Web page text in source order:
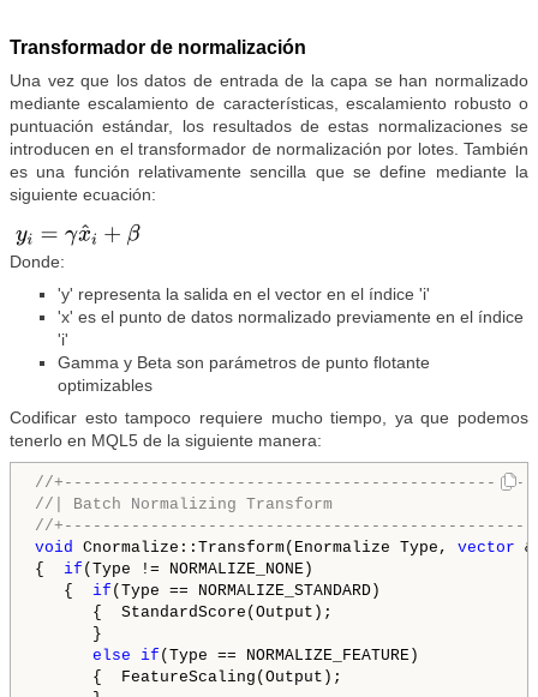
Transformador de normalización
Una vez que los datos de entrada de la capa se han normalizado
mediante escalamiento de características, escalamiento robusto o
puntuación estándar, los resultados de estas normalizaciones se
introducen en el transformador de normalización por lotes. También
es una función relativamente sencilla que se define mediante la
siguiente ecuación:
Donde:
'y' representa la salida en el vector en el índice 'i'
'x' es el punto de datos normalizado previamente en el índice
'i'
Gamma y Beta son parámetros de punto flotante
optimizables
Codificar esto tampoco requiere mucho tiempo, ya que podemos
tenerlo en MQL5 de la siguiente manera:
//
//| Batch Normalizing Transform
//
void
Cnormalize::Transform(Enormalize Type, vector
{ if (Type != NORMALIZE_NONE)
{ if (Type == NORMALIZE_STANDARD)
{  StandardScore(Output);
}
else
if (Type == NORMALIZE_FEATURE)
{  FeatureScaling(Output);